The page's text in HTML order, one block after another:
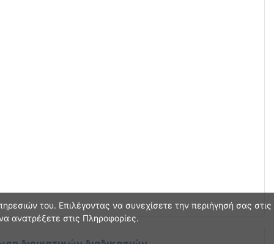
του. Επιλέγοντας να συνεχίσετε την περιήγησή σας στις
ανατρέξετε στις Πληροφορίες.